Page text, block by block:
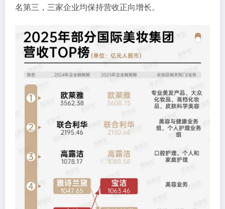
名第三，三家企业均保持营收正向增长。